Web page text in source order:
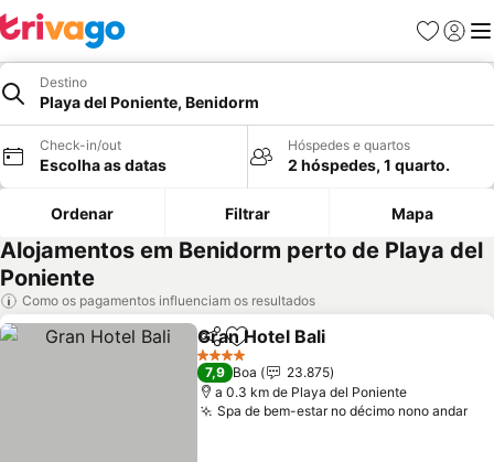
Favoritos
Iniciar
Destino
Playa del Poniente, Benidorm
Check-in/out
Escolha as datas
Hóspedes e quartos
2 hóspedes, 1 quarto.
Ordenar Filtrar Mapa
Alojamentos em Benidorm perto de Playa del
Poniente
Como os pagamentos influenciam os resultados
PartilharAdicionar aos favoritos
Gran Hotel Bali
4 Estrelas
7,9 Boa
23.875
a 0.3 km de Playa del Poniente
Spa de bem-estar no décimo nono andar